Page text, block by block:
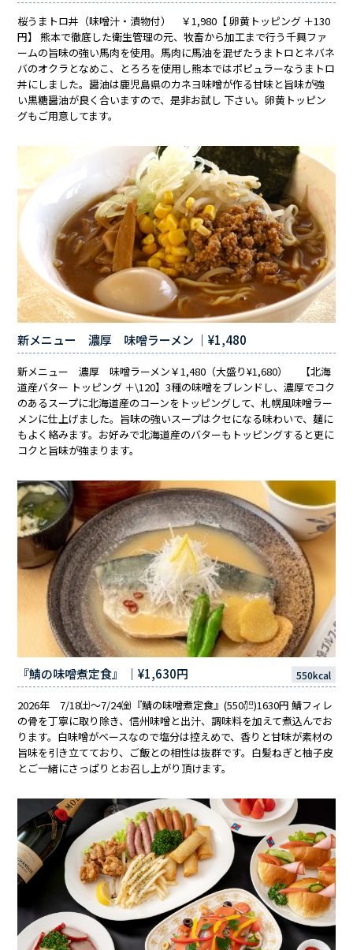
桜うまトロ丼（味噌汁・漬物付） ￥1,980【 卵黄トッピング ＋130
円】 熊本で徹底した衛生管理の元、牧畜から加工まで行う千興ファ
ームの旨味の強い馬肉を使用。馬肉に馬油を混ぜたうまトロとネバネ
バのオクラとなめこ、とろろを使用し熊本ではポピュラーなうまトロ
丼にしました。醤油は鹿児島県のカネヨ味噌が作る甘味と旨味が強
い黒糖醤油が良く合いますので、是非お試し 下さい。卵黄トッピン
グもご用意してます。
新メニュー 濃厚 味噌ラーメン ｜¥1,480
新メニュー 濃厚 味噌ラーメン￥1,480（大盛り¥1,680） 【北海
道産バター トッピング ＋\120】3種の味噌をブレンドし、濃厚でコク
のあるスープに北海道産のコーンをトッピングして、札幌風味噌ラー
メンに仕上げました。旨味の強いスープはクセになる味わいで、麺に
もよく絡みます。お好みで北海道産のバターもトッピングすると更に
コクと旨味が強まります。
『鯖の味噌煮定食』 ｜¥1,630円 550kcal
2026年 7/18㈯～7/24㈮『鯖の味噌煮定食』(550㌍)1630円 鯖フィレ
の骨を丁寧に取り除き、信州味噌と出汁、調味料を加えて煮込んでお
ります。白味噌がベースなので塩分は控えめで、香りと甘味が素材の
旨味を引き立てており、ご飯との相性は抜群です。白髪ねぎと柚子皮
とご一緒にさっぱりとお召し上がり頂けます。